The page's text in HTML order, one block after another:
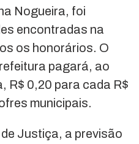
Nogueira, foi
encontradas na
os honorários. O
pagará, ao
R$ 0,20 para cada R$
municipais.
Justiça, a previsão